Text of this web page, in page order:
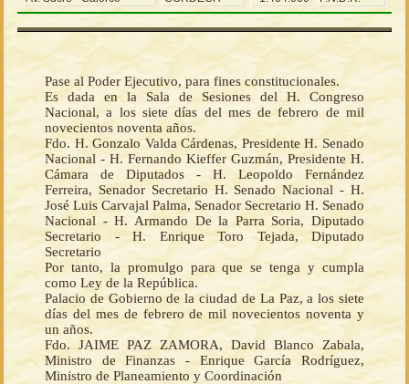
Pase al Poder Ejecutivo, para fines constitucionales.
Es dada en la Sala de Sesiones del H. Congreso
Nacional, a los siete días del mes de febrero de mil
novecientos noventa años.
Fdo. H. Gonzalo Valda Cárdenas, Presidente H. Senado
Nacional - H. Fernando Kieffer Guzmán, Presidente H.
Cámara de Diputados - H. Leopoldo Fernández
Ferreira, Senador Secretario H. Senado Nacional - H.
José Luis Carvajal Palma, Senador Secretario H. Senado
Nacional - H. Armando De la Parra Soria, Diputado
Secretario - H. Enrique Toro Tejada, Diputado
Secretario
Por tanto, la promulgo para que se tenga y cumpla
como Ley de la República.
Palacio de Gobierno de la ciudad de La Paz, a los siete
días del mes de febrero de mil novecientos noventa y
un años.
Fdo. JAIME PAZ ZAMORA, David Blanco Zabala,
Ministro de Finanzas - Enrique García Rodríguez,
Ministro de Planeamiento y Coordinación